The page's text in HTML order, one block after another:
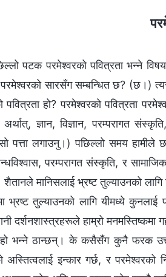
पटक परमेश्‍वरको पवित्रता भन्‍ने
सारसँग सम्‍बन्धित छ? (छ।)
पवित्रता हो? परमेश्‍वरको पवित्रता
अर्थात्, ज्ञान, विज्ञान, परम्‍परागत
पत्ता लगाउनु।) पछिल्लो समय हामीले
परम्‍परागत संस्कृति, र
शैतानले मानिसलाई भ्रष्ट तुल्याउनको
भ्रष्ट तुल्याउनको लागि यीमध्ये कुनलाई
दर्शनशास्‍त्रहरूले हाम्रो
भन्‍ने ठान्छन्। के कसैसँग कुनै फरक
अस्तित्वलाई इन्कार गर्छ, र